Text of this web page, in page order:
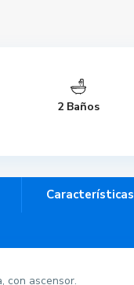
2 Baños
Características
con ascensor.